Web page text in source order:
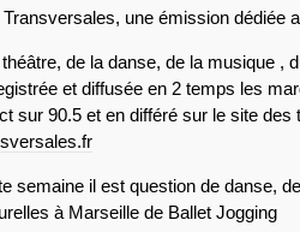
Transversales, une émission dédiée
de la danse, de la musique ,
et diffusée en 2 temps les
sur 90.5 et en différé sur le site
semaine il est question de danse,
à Marseille de Ballet Jogging